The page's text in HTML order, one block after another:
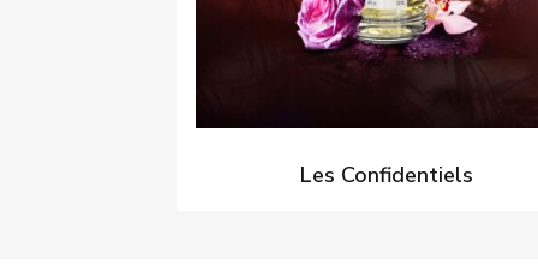
Les Confidentiels